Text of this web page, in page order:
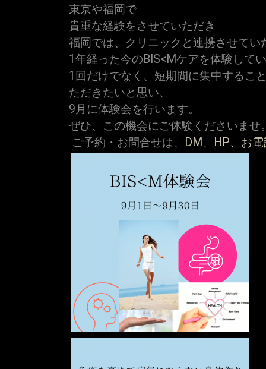
東京や福岡で
貴重な経験をさせていただき
福岡では、クリニックと連携させてい
1年経った今のBIS<Mケアを体験して
1回だけでなく、短期間に集中するこ
ただきたいと思い、
9月に体験会を行います。
ぜひ、この機会にご体験くださいませ
ご予約・お問合せは、
DM、 HP、お電